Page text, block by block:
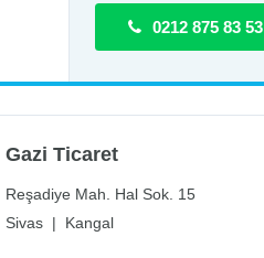
0212 875 83 53
Gazi Ticaret
Reşadiye Mah. Hal Sok. 15
Sivas | Kangal